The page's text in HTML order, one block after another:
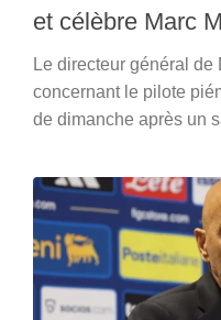
et célèbre Marc
Le directeur général
concernant le pilote
de dimanche après un